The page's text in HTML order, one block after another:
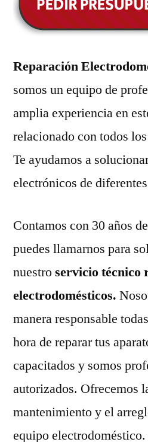
Reparación
somos un equipo de
amplia experiencia en
relacionado con todos
Te ayudamos a
electrónicos de
Contamos con 30 años
puedes llamarnos para
nuestroservicio técnico
electrodomésticos.
manera responsable
hora de reparar tus
capacitados y somos
autorizados. Ofrecemos
mantenimiento y el
equipo electrodoméstico.